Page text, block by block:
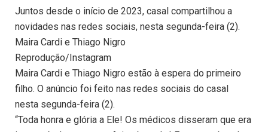
Juntos desde o início de 2023, casal compartilhou a
novidades nas redes sociais, nesta segunda-feira (2).
Maira Cardi e Thiago Nigro
Reprodução/Instagram
Maira Cardi e Thiago Nigro estão à espera do primeiro
filho. O anúncio foi feito nas redes sociais do casal
nesta segunda-feira (2).
“Toda honra e glória a Ele! Os médicos disseram que era